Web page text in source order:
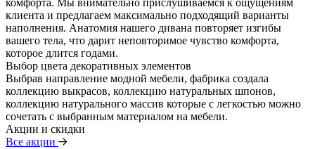
комфорта. Мы внимательно прислушиваемся к ощущениям
клиента и предлагаем максимально подходящий варианты
наполнения. Анатомия нашего дивана повторяет изгибы
вашего тела, что дарит неповторимое чувство комфорта,
которое длится годами.
Выбор цвета декоративных элементов
Выбрав направление модной мебели, фабрика создала
коллекцию выкрасов, коллекцию натуральных шпонов,
коллекцию натурального массив которые с легкостью можно
сочетать с выбранным материалом на мебели.
Акции и скидки
Все акции